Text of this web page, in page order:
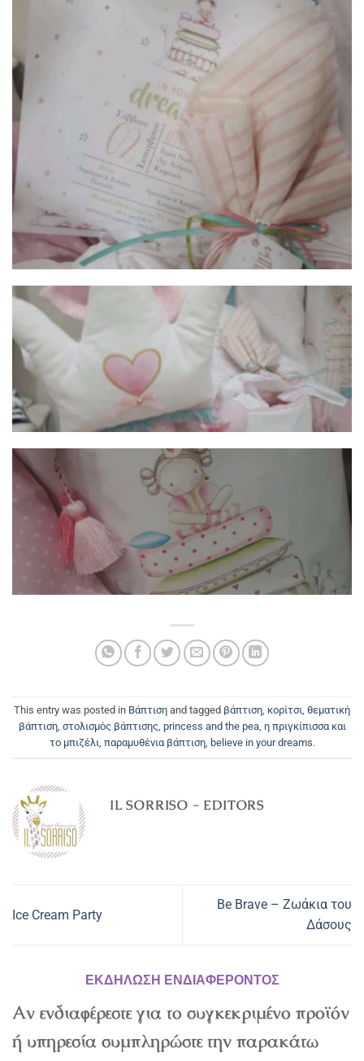
This entry was posted in Βάπτιση and tagged βάπτιση, κορίτσι, θεματική
βάπτιση, στολισμός βάπτισης, princess and the pea, η πριγκίπισσα και
το μπιζέλι, παραμυθένια βάπτιση, believe in your dreams.
IL SORRISO - EDITORS
Ice Cream Party
Be Brave – Ζωάκια του
Δάσους
ΕΚΔΗΛΩΣΗ ΕΝΔΙΑΦΕΡΟΝΤΟΣ
Αν ενδιαφέρεστε για το συγκεκριμένο προϊόν
ή υπηρεσία συμπληρώστε την παρακάτω